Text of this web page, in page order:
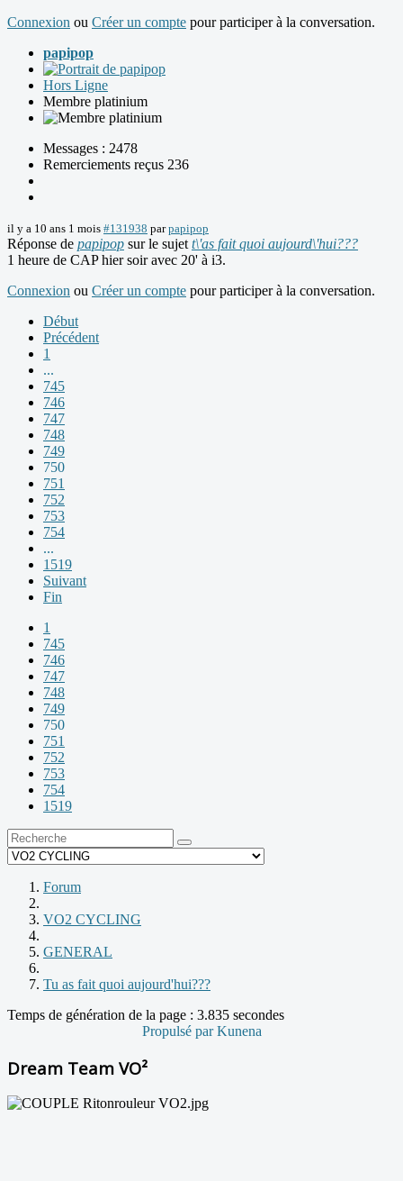
Connexion ou Créer un compte pour participer à la conversation.
papipop
Hors Ligne
Membre platinium
Messages : 2478
Remerciements reçus 236
il y a 10 ans 1 mois #131938 parpapipop
Réponse de papipop sur le sujet t\'as fait quoi aujourd\'hui???
1 heure de CAP hier soir avec 20' à i3.
Connexion ou Créer un compte pour participer à la conversation.
Début
Précédent
1
...
745
746
747
748
749
750
751
752
753
754
...
1519
Suivant
Fin
1
745
746
747
748
749
750
751
752
753
754
1519
Forum
VO2 CYCLING
GENERAL
Tu as fait quoi aujourd'hui???
Temps de génération de la page : 3.835 secondes
Propulsé parKunena
Dream Team VO²